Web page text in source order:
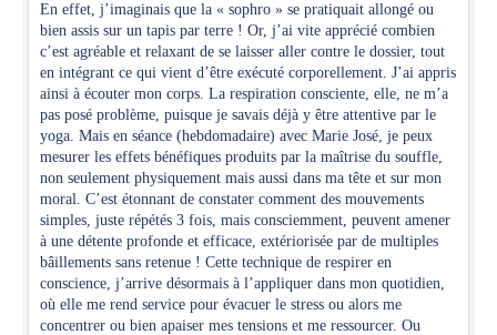
En effet, j’imaginais que la « sophro » se pratiquait allongé ou
bien assis sur un tapis par terre ! Or, j’ai vite apprécié combien
c’est agréable et relaxant de se laisser aller contre le dossier, tout
en intégrant ce qui vient d’être exécuté corporellement. J’ai appris
ainsi à écouter mon corps. La respiration consciente, elle, ne m’a
pas posé problème, puisque je savais déjà y être attentive par le
yoga. Mais en séance (hebdomadaire) avec Marie José, je peux
mesurer les effets bénéfiques produits par la maîtrise du souffle,
non seulement physiquement mais aussi dans ma tête et sur mon
moral. C’est étonnant de constater comment des mouvements
simples, juste répétés 3 fois, mais consciemment, peuvent amener
à une détente profonde et efficace, extériorisée par de multiples
bâillements sans retenue ! Cette technique de respirer en
conscience, j’arrive désormais à l’appliquer dans mon quotidien,
où elle me rend service pour évacuer le stress ou alors me
concentrer ou bien apaiser mes tensions et me ressourcer. Ou